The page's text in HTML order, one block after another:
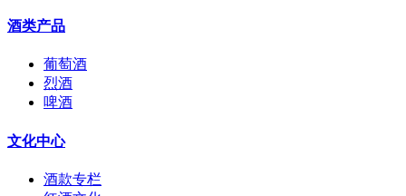
酒类产品
葡萄酒
烈酒
啤酒
文化中心
酒款专栏